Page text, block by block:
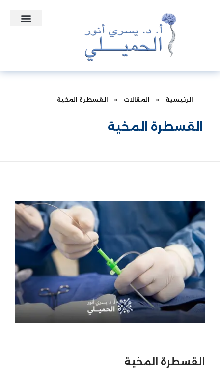
الرئيسية » المقالات » القسطرة المخية
القسطرة المخية
القسطرة المخية